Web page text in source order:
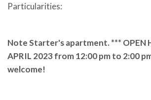
Particularities:
Note Starter's apartment. *** OPEN
APRIL 2023 from 12:00 pm to 2:00
welcome!